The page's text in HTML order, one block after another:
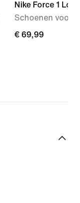
Nike Force 1 Low
Schoenen voor
€ 69,99
€ 69,99